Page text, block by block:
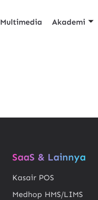
Multimedia Akademi
SaaS & Lainnya
Kasair POS
Medhop HMS/LIMS